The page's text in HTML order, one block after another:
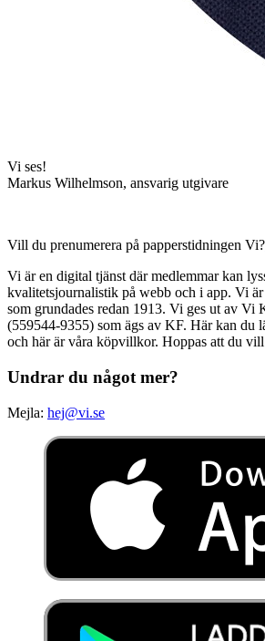
Vi ses!
Markus Wilhelmson, ansvarig utgivare
Vill du prenumerera på papperstidningen Vi?
Vi är en digital tjänst där medlemmar kan
kvalitetsjournalistik på webb och i app. Vi
som grundades redan 1913. Vi ges ut av
(559544-9355) som ägs av KF. Här kan du
och här är våra köpvillkor. Hoppas att du
Undrar du något mer?
Mejla: hej@vi.se